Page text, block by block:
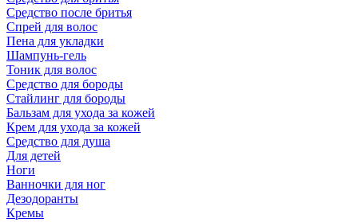
Средство после бритья
Спрей для волос
Пена для укладки
Шампунь-гель
Тоник для волос
Средство для бороды
Стайлинг для бороды
Бальзам для ухода за кожей
Крем для ухода за кожей
Средство для душа
Для детей
Ноги
Ванночки для ног
Дезодоранты
Кремы